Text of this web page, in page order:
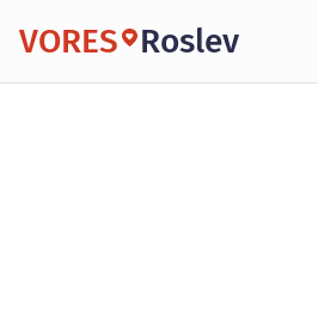
VORES Roslev